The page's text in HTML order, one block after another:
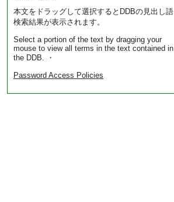
本文をドラッグして選択するとDDBの見出し語
検索結果が表示されます。
Select a portion of the text by dragging your
mouse to view all terms in the text contained in
the DDB. ・
Password Access Policies